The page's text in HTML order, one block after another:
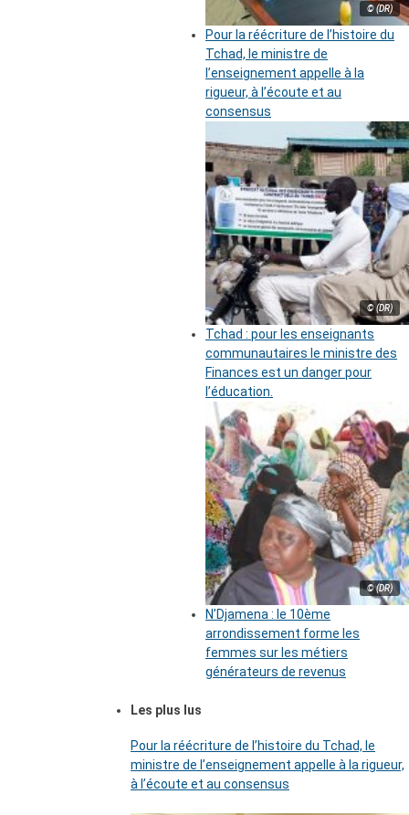
© (DR)
Pour la réécriture de l’histoire du
Tchad, le ministre de
l’enseignement appelle à la
rigueur, à l’écoute et au
consensus
© (DR)
Tchad : pour les enseignants
communautaires le ministre des
Finances est un danger pour
l’éducation.
© (DR)
N’Djamena : le 10ème
arrondissement forme les
femmes sur les métiers
générateurs de revenus
Les plus lus
Pour la réécriture de l’histoire du Tchad, le
ministre de l’enseignement appelle à la rigueur,
à l’écoute et au consensus